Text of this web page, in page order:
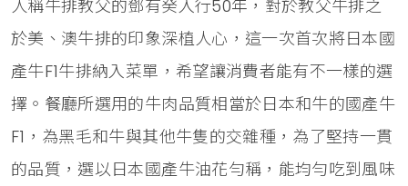
人稱牛排教父的鄧有癸入行50年，對於教父牛排之
於美、澳牛排的印象深植人心，這一次首次將日本國
產牛F1牛排納入菜單，希望讓消費者能有不一樣的選
擇。餐廳所選用的牛肉品質相當於日本和牛的國產牛
F1，為黑毛和牛與其他牛隻的交雜種，為了堅持一貫
的品質，選以日本國產牛油花勻稱，能均勻吃到風味